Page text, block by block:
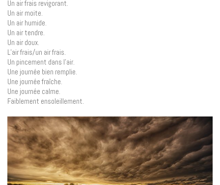
Un air frais revigorant.
Un air moite.
Un air humide.
Un air tendre.
Un air doux.
L’air frais/un air frais.
Un pincement dans l’air.
Une journée bien remplie.
Une journée fraîche.
Une journée calme.
Faiblement ensoleillement.